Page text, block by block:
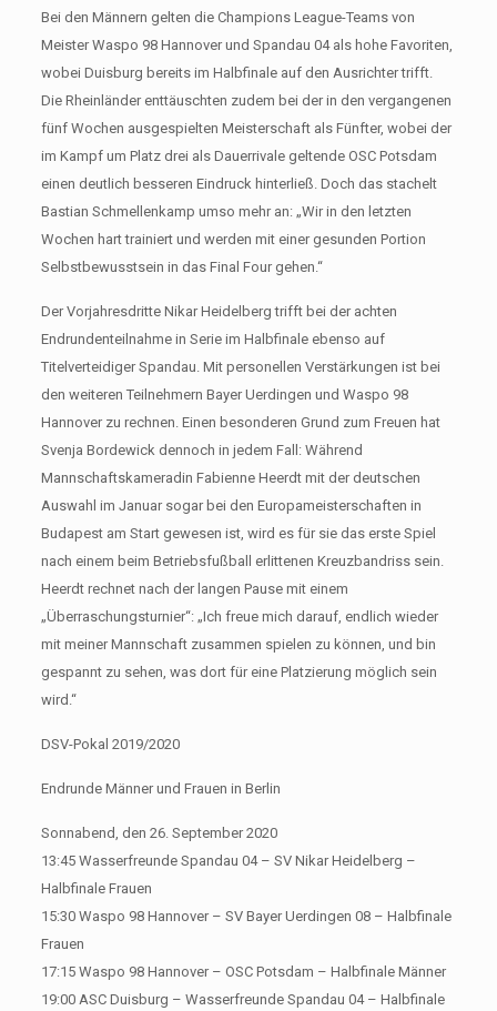
Bei den Männern gelten die Champions League-Teams von
Meister Waspo 98 Hannover und Spandau 04 als hohe Favoriten,
wobei Duisburg bereits im Halbfinale auf den Ausrichter trifft.
Die Rheinländer enttäuschten zudem bei der in den vergangenen
fünf Wochen ausgespielten Meisterschaft als Fünfter, wobei der
im Kampf um Platz drei als Dauerrivale geltende OSC Potsdam
einen deutlich besseren Eindruck hinterließ. Doch das stachelt
Bastian Schmellenkamp umso mehr an: „Wir in den letzten
Wochen hart trainiert und werden mit einer gesunden Portion
Selbstbewusstsein in das Final Four gehen.“
Der Vorjahresdritte Nikar Heidelberg trifft bei der achten
Endrundenteilnahme in Serie im Halbfinale ebenso auf
Titelverteidiger Spandau. Mit personellen Verstärkungen ist bei
den weiteren Teilnehmern Bayer Uerdingen und Waspo 98
Hannover zu rechnen. Einen besonderen Grund zum Freuen hat
Svenja Bordewick dennoch in jedem Fall: Während
Mannschaftskameradin Fabienne Heerdt mit der deutschen
Auswahl im Januar sogar bei den Europameisterschaften in
Budapest am Start gewesen ist, wird es für sie das erste Spiel
nach einem beim Betriebsfußball erlittenen Kreuzbandriss sein.
Heerdt rechnet nach der langen Pause mit einem
„Überraschungsturnier“: „Ich freue mich darauf, endlich wieder
mit meiner Mannschaft zusammen spielen zu können, und bin
gespannt zu sehen, was dort für eine Platzierung möglich sein
wird.“
DSV-Pokal 2019/2020
Endrunde Männer und Frauen in Berlin
Sonnabend, den 26. September 2020
13:45 Wasserfreunde Spandau 04 – SV Nikar Heidelberg –
Halbfinale Frauen
15:30 Waspo 98 Hannover – SV Bayer Uerdingen 08 – Halbfinale
Frauen
17:15 Waspo 98 Hannover – OSC Potsdam – Halbfinale Männer
19:00 ASC Duisburg – Wasserfreunde Spandau 04 – Halbfinale